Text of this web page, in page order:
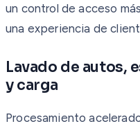
un control de acceso
una experiencia de
Lavado de autos,
y carga
Procesamiento